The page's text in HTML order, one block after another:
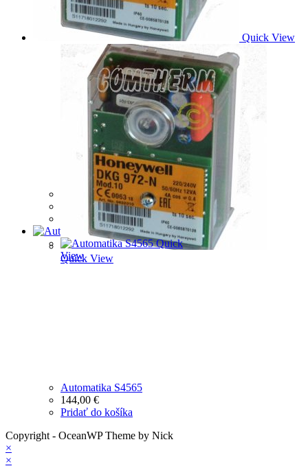
Quick View
Quick View
AUTOMATIKA (SATRONIC)
276,57€
Pridať do košíka
Quick View
Quick
View
Automatika S4565
144,00 €
Pridať do košíka
Copyright - OceanWP Theme by Nick
×
×